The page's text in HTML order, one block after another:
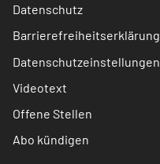
Datenschutz
Barrierefreiheitserklärung
Datenschutzeinstellungen
Videotext
Offene Stellen
Abo kündigen